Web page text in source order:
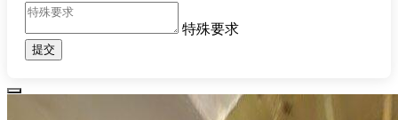
特殊要求
提交